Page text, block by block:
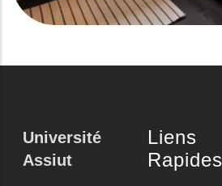
Université
Assiut
Liens
Rapides